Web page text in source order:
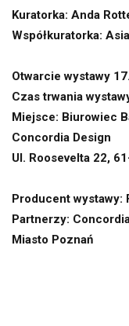
Kuratorka: Anda
Współkuratorka:
Otwarcie wystawy
Czas trwania
Miejsce: Biurowiec
Concordia Design
Ul. Roosevelta 22,
Producent wystawy:
Partnerzy:
Miasto Poznań